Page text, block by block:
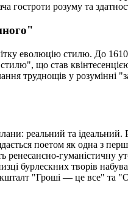
гостроти розуму та
еволюцію стилю. До
що став
труднощів у розумінні
реальний та
поетом як одна з
ренесансно-гуманістичну
бурлескних творів
"Гроші — це все" та